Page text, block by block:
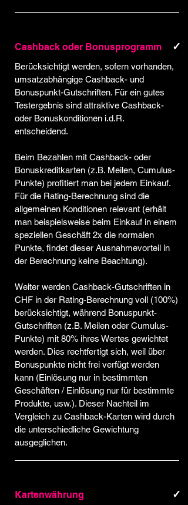
Cashback oder Bonusprogramm ✓
Berücksichtigt werden, sofern vorhanden,
umsatzabhängige Cashback- und
Bonuspunkt-Gutschriften. Für ein gutes
Testergebnis sind attraktive Cashback-
oder Bonuskonditionen i.d.R.
entscheidend.
Beim Bezahlen mit Cashback- oder
Bonuskreditkarten (z.B. Meilen, Cumulus-
Punkte) profitiert man bei jedem Einkauf.
Für die Rating-Berechnung sind die
allgemeinen Konditionen relevant (erhält
man beispielsweise beim Einkauf in einem
speziellen Geschäft 2x die normalen
Punkte, findet dieser Ausnahmevorteil in
der Berechnung keine Beachtung).
Weiter werden Cashback-Gutschriften in
CHF in der Rating-Berechnung voll (100%)
berücksichtigt, während Bonuspunkt-
Gutschriften (z.B. Meilen oder Cumulus-
Punkte) mit 80% ihres Wertes gewichtet
werden. Dies rechtfertigt sich, weil über
Bonuspunkte nicht frei verfügt werden
kann (Einlösung nur in bestimmten
Geschäften / Einlösung nur für bestimmte
Produkte, usw.). Dieser Nachteil im
Vergleich zu Cashback-Karten wird durch
die unterschiedliche Gewichtung
ausgeglichen.
Kartenwährung ✓